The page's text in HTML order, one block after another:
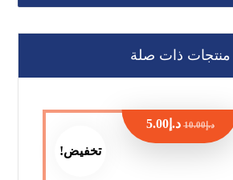
منتجات ذات صلة
تخفيض!
د.إ10.00 د.إ5.00